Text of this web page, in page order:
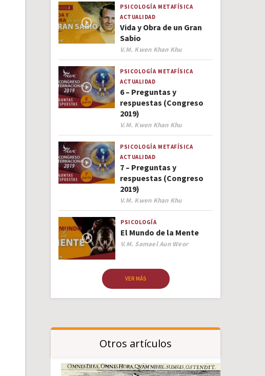
PSICOLOGÍA METAFÍSICA
ACTUALIDAD
Vida y Obra de un Gran
Sabio
Author
V.M. Kwen Khan Khu
PSICOLOGÍA METAFÍSICA
ACTUALIDAD
6 – Preguntas y
respuestas (Congreso
2019)
Author
V.M. Kwen Khan Khu
PSICOLOGÍA METAFÍSICA
ACTUALIDAD
7 – Preguntas y
respuestas (Congreso
2019)
Author
V.M. Kwen Khan Khu
PSICOLOGÍA
El Mundo de la Mente
Author
V.M. Samael Aun Weor
VER MÁS
Otros artículos